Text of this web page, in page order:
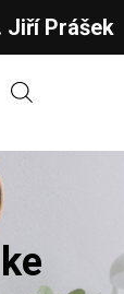
Jiří Prášek